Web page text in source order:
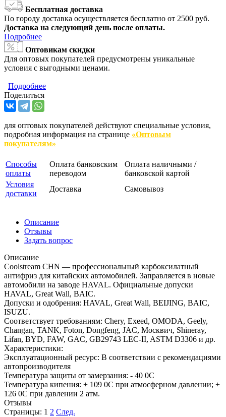
Бесплатная доставка
По городу доставка осуществляется бесплатно от 2500 руб.
Доставка на следующий день после оплаты.
Подробнее
Оптовикам скидки
Для оптовых покупателей предусмотрены уникальные
условия с выгодными ценами.
Подробнее
Поделиться
для оптовых покупателей действуют специальные условия,
подробная информация на странице «Оптовым
покупателям»
Способы
оплаты
Оплата банковским
переводом
Оплата наличными /
банковской картой
Условия
доставки
Доставка Самовывоз
Описание
Отзывы
Задать вопрос
Описание
Coolstream CHN — профессиональный карбоксилатный
антифриз для китайских автомобилей. Заправляется в новые
автомобили на заводе HAVAL. Официальные допуски
HAVAL, Great Wall, BAIC.
Допуски и одобрения: HAVAL, Great Wall, BEIJING, BAIC,
ISUZU.
Соответствует требованиям: Chery, Exeed, OMODA, Geely,
Changan, TANK, Foton, Dongfeng, JAC, Москвич, Shineray,
Lifan, BYD, FAW, GAC, GB29743 LEC-II, ASTM D3306 и др.
Характеристики:
Эксплуатационный ресурс: В соответствии с рекомендациями
автопроизводителя
Температура защиты от замерзания: - 40 0С
Температура кипения: + 109 0С при атмосферном давлении; +
126 0С при давлении 2 атм.
Отзывы
Страницы: 1 2 След.